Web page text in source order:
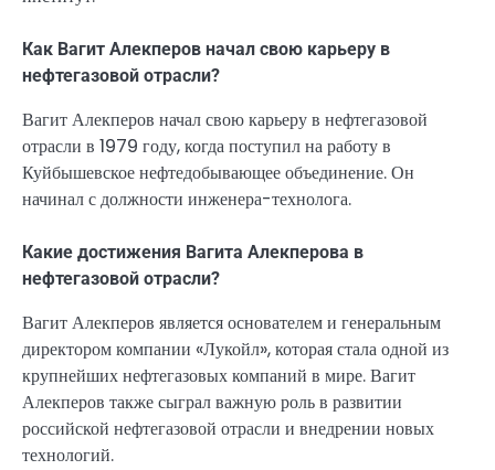
Как Вагит Алекперов начал свою карьеру в
нефтегазовой отрасли?
Вагит Алекперов начал свою карьеру в нефтегазовой
отрасли в 1979 году, когда поступил на работу в
Куйбышевское нефтедобывающее объединение. Он
начинал с должности инженера-технолога.
Какие достижения Вагита Алекперова в
нефтегазовой отрасли?
Вагит Алекперов является основателем и генеральным
директором компании «Лукойл», которая стала одной из
крупнейших нефтегазовых компаний в мире. Вагит
Алекперов также сыграл важную роль в развитии
российской нефтегазовой отрасли и внедрении новых
технологий.